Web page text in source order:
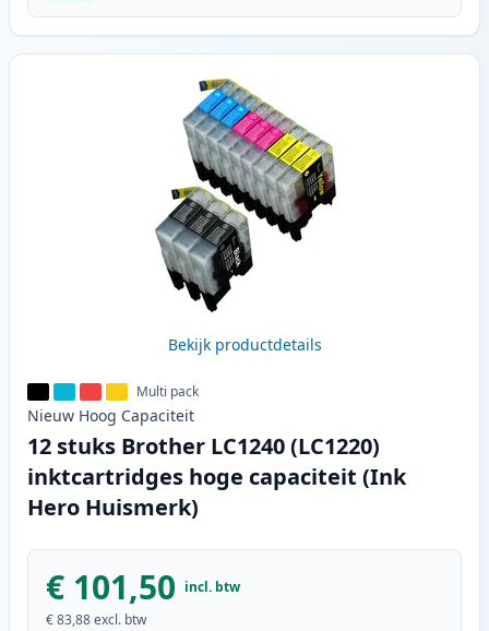
Bekijk productdetails
Multi pack
Nieuw Hoog Capaciteit
12 stuks Brother LC1240 (LC1220)
inktcartridges hoge capaciteit (Ink
Hero Huismerk)
€ 101,50 incl. btw
€ 83,88excl. btw